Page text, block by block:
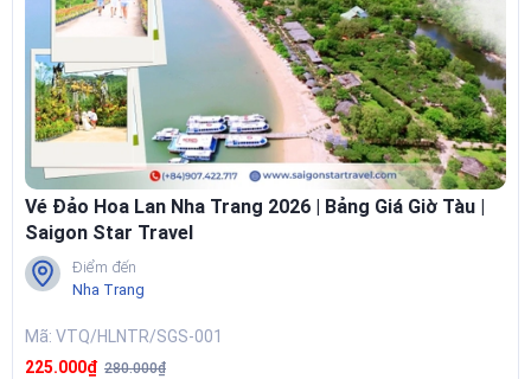
Vé Đảo Hoa Lan Nha Trang 2026 | Bảng Giá Giờ Tàu |
Saigon Star Travel
Điểm đến
Nha Trang
Mã: VTQ/HLNTR/SGS-001
225.000₫ 280.000₫